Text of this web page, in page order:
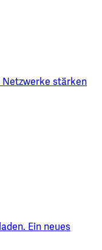
Netzwerke stärken
Ein neues